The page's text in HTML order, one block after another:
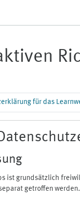
für das
ist grundsätzlich
getroffen werden.